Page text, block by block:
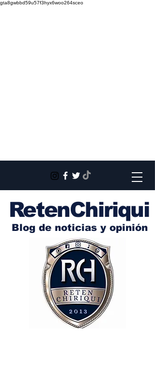
gta8gwbbd59u57f3hyx6woo264sceo
RetenChiriqui
Blog de noticias y opinión